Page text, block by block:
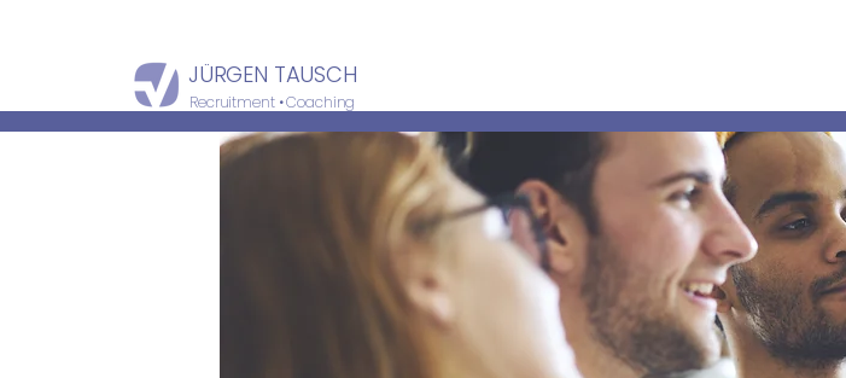
JÜRGEN TAUSCH
Recruitment • Coaching